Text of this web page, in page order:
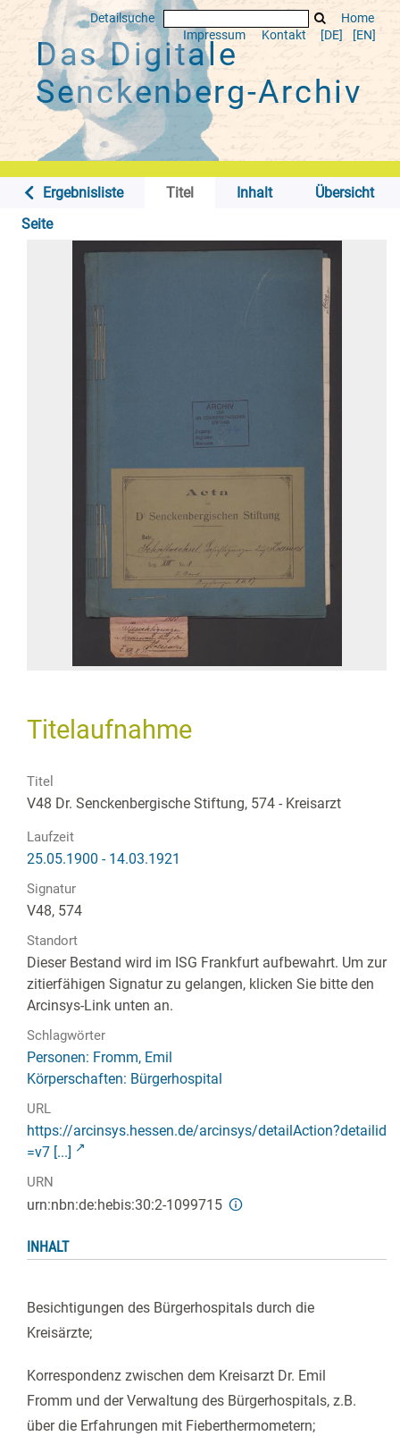
Detailsuche
Home
Impressum
Kontakt [DE] [EN]
Das Digitale
Senckenberg-Archiv
Ergebnisliste Titel Inhalt
Übersicht
Seite
Titelaufnahme
Titel
V48 Dr. Senckenbergische Stiftung, 574 - Kreisarzt
Laufzeit
25.05.1900 - 14.03.1921
Signatur
V48, 574
Standort
Dieser Bestand wird im ISG Frankfurt aufbewahrt. Um zur
zitierfähigen Signatur zu gelangen, klicken Sie bitte den
Arcinsys-Link unten an.
Schlagwörter
Personen: Fromm, Emil
Körperschaften: Bürgerhospital
URL
https://arcinsys.hessen.de/arcinsys/detailAction?detailid
=v7 [...]
URN
urn:nbn:de:hebis:30:2-1099715
INHALT
Besichtigungen des Bürgerhospitals durch die
Kreisärzte;
Korrespondenz zwischen dem Kreisarzt Dr. Emil
Fromm und der Verwaltung des Bürgerhospitals, z.B.
über die Erfahrungen mit Fieberthermometern;